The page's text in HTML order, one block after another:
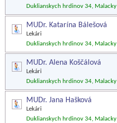
Duklianskych hrdinov 34, Malacky
MUDr. Katarína Bálešová
Lekári
Duklianskych hrdinov 34, Malacky
MUDr. Alena Koščálová
Lekári
Duklianskych hrdinov 34, Malacky
MUDr. Jana Hašková
Lekári
Duklianskych hrdinov 34, Malacky